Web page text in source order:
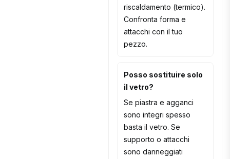
riscaldamento (termico).
Confronta forma e
attacchi con il tuo
pezzo.
Posso sostituire solo
il vetro?
Se piastra e agganci
sono integri spesso
basta il vetro. Se
supporto o attacchi
sono danneggiati